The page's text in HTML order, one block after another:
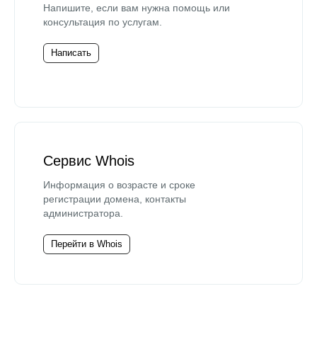
Напишите, если вам нужна помощь или
консультация по услугам.
Написать
Сервис Whois
Информация о возрасте и сроке
регистрации домена, контакты
администратора.
Перейти в Whois